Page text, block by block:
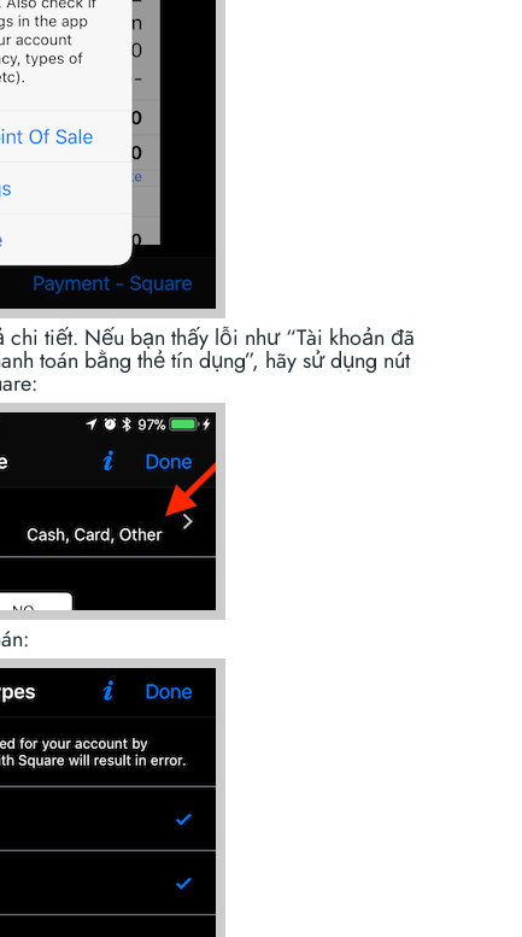
chi tiết. Nếu bạn thấy lỗi như “Tài khoản đã
toán bằng thẻ tín dụng”, hãy sử dụng nút